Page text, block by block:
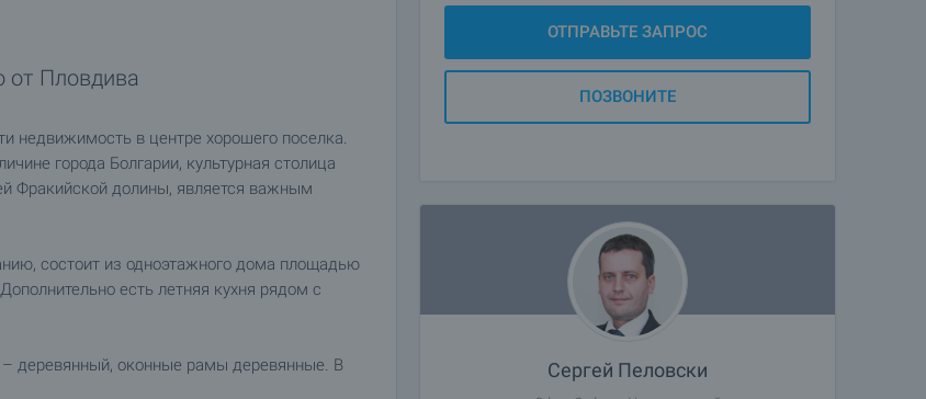
от Пловдива
недвижимость в центре хорошего поселка.
города Болгарии, культурная столица
Фракийской долины, является важным
состоит из одноэтажного дома площадью
есть летняя кухня рядом с
деревянный, оконные рамы деревянные. В
ОТПРАВЬТЕ ЗАПРОС
ПОЗВОНИТЕ
Сергей Пеловски